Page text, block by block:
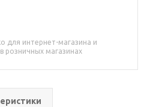
для интернет-магазина и
розничных магазинах